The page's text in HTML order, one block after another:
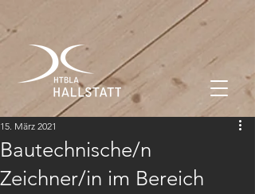
Bautechnische/n
Zeichner/in im Bereich
15. März 2021